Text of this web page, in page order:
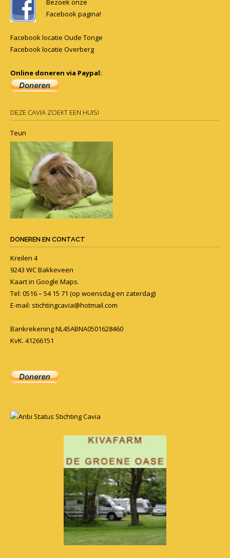
Facebook pagina!
Facebook locatie Oude Tonge
Facebook locatie Overberg
Online doneren via Paypal:
DEZE CAVIA ZOEKT EEN HUIS!
Teun
DONEREN EN CONTACT
Kreilen 4
9243 WC Bakkeveen
Kaart in Google Maps.
Tel: 0516 – 54 15 71 (op woensdag en zaterdag)
E-mail: stichtingcavia@hotmail.com
Bankrekening NL45ABNA0501628460
KvK. 41266151
Anbi Status Stichting Cavia